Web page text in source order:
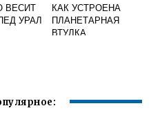
ВЕСИТ
УРАЛ
КАК УСТРОЕНА
ПЛАНЕТАРНАЯ
ВТУЛКА